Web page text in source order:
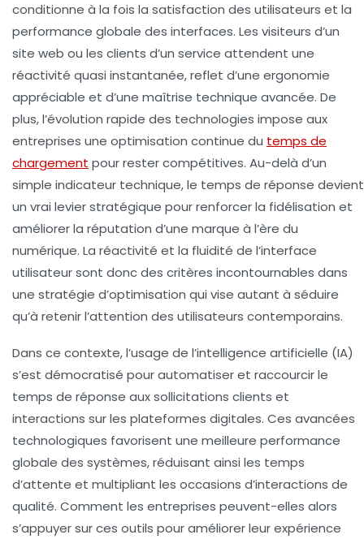
conditionne à la fois la satisfaction des utilisateurs et la
performance globale des interfaces. Les visiteurs d’un
site web ou les clients d’un service attendent une
réactivité quasi instantanée, reflet d’une ergonomie
appréciable et d’une maîtrise technique avancée. De
plus, l’évolution rapide des technologies impose aux
entreprises une optimisation continue du temps de
chargement pour rester compétitives. Au-delà d’un
simple indicateur technique, le temps de réponse devient
un vrai levier stratégique pour renforcer la fidélisation et
améliorer la réputation d’une marque à l’ère du
numérique. La réactivité et la fluidité de l’interface
utilisateursont donc des critères incontournables dans
une stratégie d’optimisation qui vise autant à séduire
qu’à retenir l’attention des utilisateurs contemporains.
Dans ce contexte, l’usage de l’intelligence artificielle (IA)
s’est démocratisé pour automatiser et raccourcir le
temps de réponse aux sollicitations clients et
interactions sur les plateformes digitales. Ces avancées
technologiques favorisent une meilleure performance
globale des systèmes, réduisant ainsi les temps
d’attente et multipliant les occasions d’interactions de
qualité. Comment les entreprises peuvent-elles alors
s’appuyer sur ces outils pour améliorer leur expérience